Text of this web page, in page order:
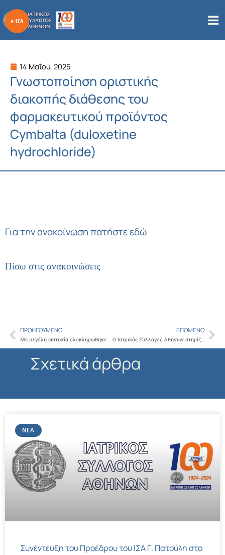
στο
περιεχόμενο
14 Μαΐου, 2025
Γνωστοποίηση οριστικής
διακοπής διάθεσης του
φαρμακευτικού προϊόντος
Cymbalta (duloxetine
hydrochloride)
Για την ανακοίνωσηπατήστε εδώ
Πίσω στις ανακοινώσεις
Prev
ΠΡΟΗΓΟΎΜΕΝΟ
Με μεγάλη επιτυχία ολοκληρώθηκε το 1ο Συνέδριο του Ιατρικού Συλλόγου Αθηνών με επίκεντρο τις Παθολογικές Ειδικότητες
ΕΠΌΜΕΝΟ
Ο Ιατρικός Σύλλογος Αθηνών στηρίζει έμπρακτα τους κατοίκους της Καλύμνου με τη δωρεά δύο απινιδωτών
Σχετικά άρθρα
ΝΈΑ
Συνέντευξη του Προέδρου του ΙΣΑ Γ. Πατούλη στο